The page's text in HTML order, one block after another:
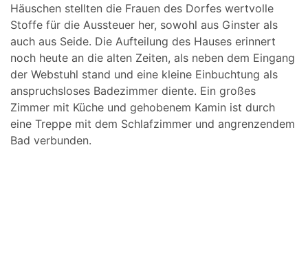
Häuschen stellten die Frauen des Dorfes wertvolle
Stoffe für die Aussteuer her, sowohl aus Ginster als
auch aus Seide. Die Aufteilung des Hauses erinnert
noch heute an die alten Zeiten, als neben dem Eingang
der Webstuhl stand und eine kleine Einbuchtung als
anspruchsloses Badezimmer diente. Ein großes
Zimmer mit Küche und gehobenem Kamin ist durch
eine Treppe mit dem Schlafzimmer und angrenzendem
Bad verbunden.